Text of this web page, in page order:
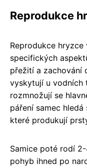
Reprodukce
Reprodukce
specifických
přežití a zachování
vyskytují u vodních
rozmnožují se
páření samec
které produkují
Samice poté rodí
pohyb ihned po